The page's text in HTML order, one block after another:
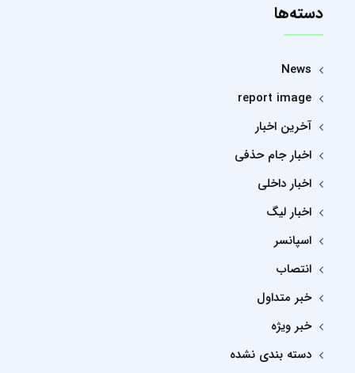
دسته‌ها
News
report image
آخرین اخبار
اخبار جام حذفی
اخبار داخلی
اخبار لیگ
اسپانسر
انتصاب
خبر متداول
خبر ویژه
دسته بندی نشده